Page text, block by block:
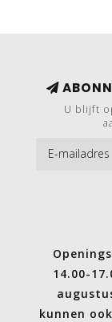
U blijft
14.00-
kunnen